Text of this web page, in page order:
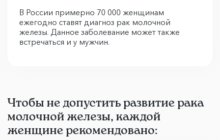
В России примерно 70 000 женщинам
ежегодно ставят диагноз рак молочной
железы. Данное заболевание может также
встречаться и у мужчин.
Чтобы не допустить развитие рака
молочной железы, каждой
женщине рекомендовано: